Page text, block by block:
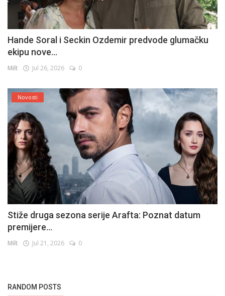
Hande Soral i Seckin Ozdemir predvode glumačku
ekipu nove...
Milt Jul 26, 2026 0
Novosti
Stiže druga sezona serije Arafta: Poznat datum
premijere...
Milt Jul 21, 2026 0
RANDOM POSTS